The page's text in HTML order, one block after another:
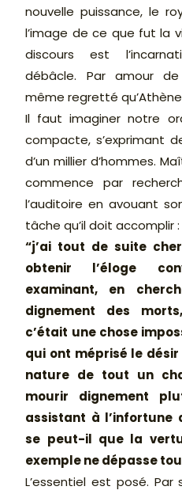
nouvelle puissance, le
l’image de ce que fut la
discours est
débâcle. Par amour
même regretté
Il faut imaginer notre
compacte, s’exprimant
d’un millier d’hommes.
commence par
l’auditoire en avouant
tâche qu’il doit accomplir :
“j’ai tout de suite
obtenir l’éloge
examinant, en
dignement des
c’était une chose
qui ont méprisé le
nature de tout un
mourir dignement
assistant à l’infortune
se peut-il que la
exemple ne dépasse
L’essentiel est posé. Par